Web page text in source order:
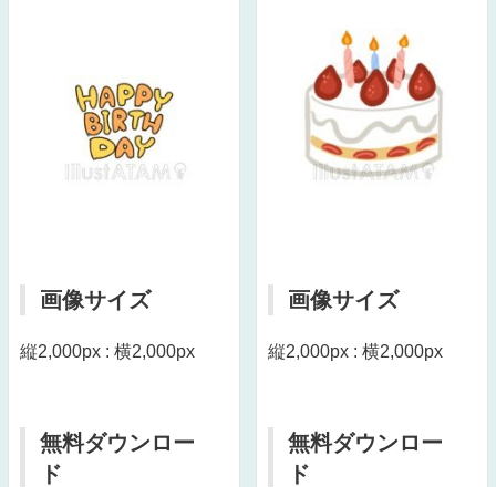
画像サイズ
縦2,000px : 横2,000px
無料ダウンロー
ド
画像サイズ
縦2,000px : 横2,000px
無料ダウンロー
ド